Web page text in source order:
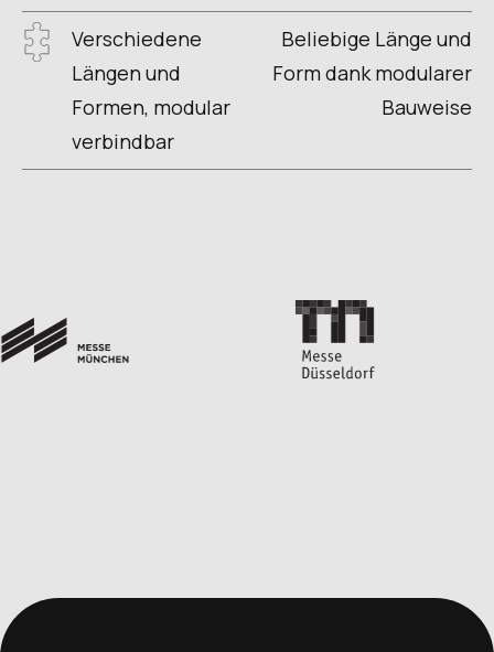
Verschiedene
Längen und
Formen, modular
verbindbar
Beliebige Länge und
Form dank modularer
Bauweise